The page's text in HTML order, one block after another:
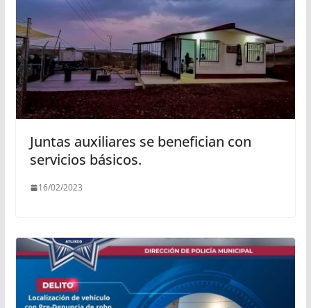
Juntas auxiliares se benefician con
servicios básicos.
16/02/2023